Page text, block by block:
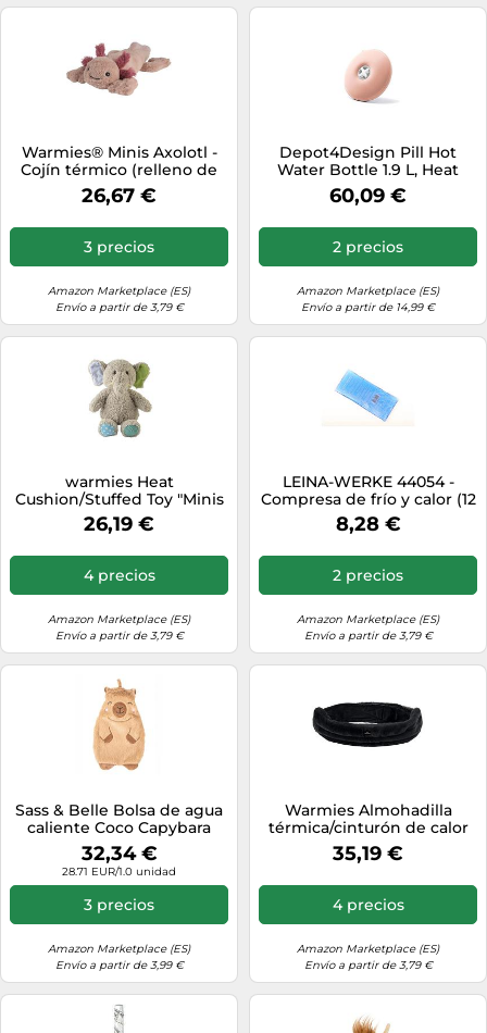
Warmies® Minis Axolotl -
Cojín térmico (relleno de
lavanda, 20 cm, 280 g,
diseño exclusivo de
Value)
26,67 €
3 precios
Amazon Marketplace (ES)
Envío a partir de 3,79 €
Depot4Design Pill Hot
Water Bottle 1.9 L, Heat
Pad, PVC, Neopreno, Pale
Pink
60,09 €
2 precios
Amazon Marketplace (ES)
Envío a partir de 14,99 €
warmies Heat
Cushion/Stuffed Toy "Minis
Baby Elephant" Removable
Millet Lavender Filling, Gris
26,19 €
4 precios
Amazon Marketplace (ES)
Envío a partir de 3,79 €
LEINA-WERKE 44054 -
Compresa de frío y calor (12
x 29 cm)
8,28 €
2 precios
Amazon Marketplace (ES)
Envío a partir de 3,79 €
Sass & Belle Bolsa de agua
caliente Coco Capybara
32,34 €
28.71 EUR/1.0 unidad
3 precios
Amazon Marketplace (ES)
Envío a partir de 3,99 €
Warmies Almohadilla
térmica/cinturón de calor
de alta calidad, relleno de
lavanda y mijo negro, 130
35,19 €
4 precios
Amazon Marketplace (ES)
Envío a partir de 3,79 €